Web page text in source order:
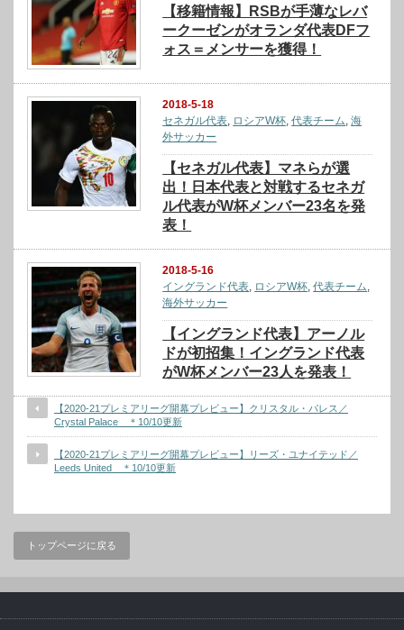
【移籍情報】RSBが手薄なレバ
ークーゼンがオランダ代表DFフ
ォス＝メンサーを獲得！
2018-5-18
セネガル代表, ロシアW杯,代表チーム,海
外サッカー
【セネガル代表】マネらが選
出！日本代表と対戦するセネガ
ル代表がW杯メンバー23名を発
表！
2018-5-16
イングランド代表, ロシアW杯,代表チーム,
海外サッカー
【イングランド代表】アーノル
ドが初招集！イングランド代表
がW杯メンバー23人を発表！
【2020-21プレミアリーグ開幕プレビュー】クリスタル・パレス／
Crystal Palace ＊10/10更新
【2020-21プレミアリーグ開幕プレビュー】リーズ・ユナイテッド／
Leeds United ＊10/10更新
トップページに戻る